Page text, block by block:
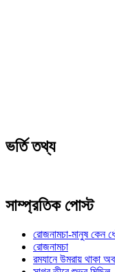
ভর্তি তথ্য
সাম্প্রতিক পোস্ট
রোজনামচা-মানুষ কেন
রোজনামচা
রমযানে উমরায় থাকা